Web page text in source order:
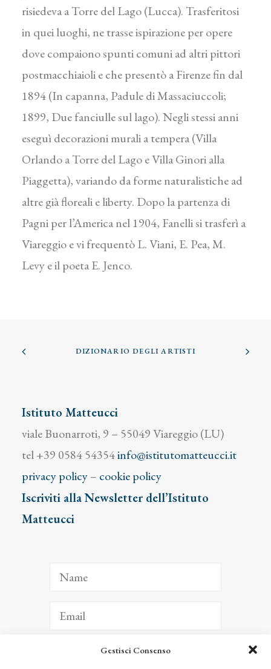
Gestisci Consenso
risiedeva a Torre del Lago (Lucca). Trasferitosi
in quei luoghi, ne trasse ispirazione per opere
dove compaiono spunti comuni ad altri pittori
postmacchiaioli e che presentò a Firenze fin dal
1894 (In capanna, Padule di Massaciuccoli;
1899, Due fanciulle sul lago). Negli stessi anni
eseguì decorazioni murali a tempera (Villa
Orlando a Torre del Lago e Villa Ginori alla
Piaggetta), variando da forme naturalistiche ad
altre già floreali e liberty. Dopo la partenza di
Pagni per l’America nel 1904, Fanelli si trasferì a
Viareggio e vi frequentò L. Viani, E. Pea, M.
Levy e il poeta E. Jenco.
DIZIONARIO DEGLI ARTISTI
Istituto Matteucci
viale Buonarroti, 9 – 55049 Viareggio (LU)
tel +39 0584 54354info@istitutomatteucci.it
privacy policy– cookie policy
Iscriviti alla Newsletter dell’Istituto
Matteucci
ISCRIVITI